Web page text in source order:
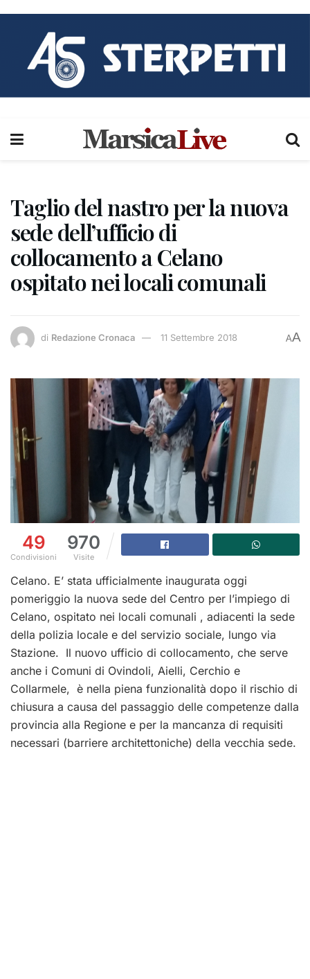
Taglio del nastro per la nuova
sede dell’ufficio di
collocamento a Celano
ospitato nei locali comunali
di Redazione Cronaca 11 Settembre 2018 AA
49
Condivisioni
970
Visite
Celano. E’ stata ufficialmente inaugurata oggi
pomeriggio la nuova sede del Centro per l’impiego di
Celano, ospitato nei locali comunali , adiacenti la sede
della polizia locale e del servizio sociale, lungo via
Stazione. Il nuovo ufficio di collocamento, che serve
anche i Comuni di Ovindoli, Aielli, Cerchio e
Collarmele, è nella piena funzionalità dopo il rischio di
chiusura a causa del passaggio delle competenze dalla
provincia alla Regione e per la mancanza di requisiti
necessari (barriere architettoniche) della vecchia sede.